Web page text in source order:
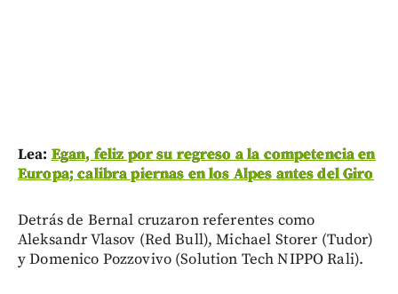
Lea: Egan, feliz por su regreso a la competencia en
Europa; calibra piernas en los Alpes antes del Giro
Detrás de Bernal cruzaron referentes como
Aleksandr Vlasov (Red Bull), Michael Storer (Tudor)
y Domenico Pozzovivo (Solution Tech NIPPO Rali).